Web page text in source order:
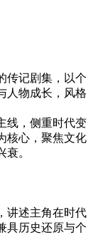
传记剧集，以个
人物成长，风格
线，侧重时代变
核心，聚焦文化
。
讲述主角在时代
具历史还原与个